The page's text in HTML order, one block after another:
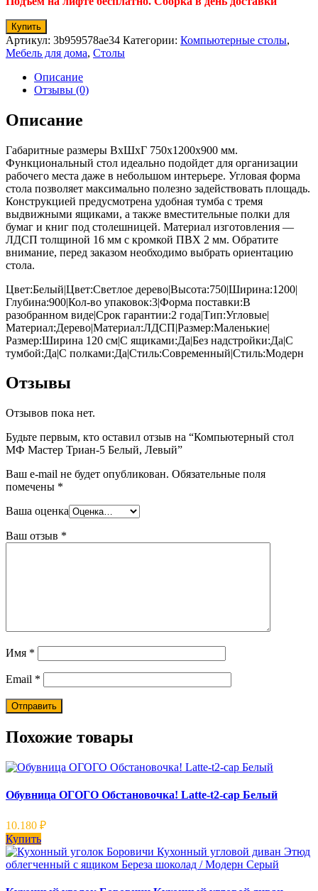
Купить
Артикул: 3b959578ae34 Категории: Компьютерные столы,
Мебель для дома, Столы
Описание
Отзывы (0)
Описание
Габаритные размеры ВхШхГ 750x1200x900 мм.
Функциональный стол идеально подойдет для организации
рабочего места даже в небольшом интерьере. Угловая форма
стола позволяет максимально полезно задействовать площадь.
Конструкцией предусмотрена удобная тумба с тремя
выдвижными ящиками, а также вместительные полки для
бумаг и книг под столешницей. Материал изготовления —
ЛДСП толщиной 16 мм с кромкой ПВХ 2 мм. Обратите
внимание, перед заказом необходимо выбрать ориентацию
стола.
Цвет:Белый|Цвет:Светлое дерево|Высота:750|Ширина:1200|
Глубина:900|Кол-во упаковок:3|Форма поставки:В
разобранном виде|Срок гарантии:2 года|Тип:Угловые|
Материал:Дерево|Материал:ЛДСП|Размер:Маленькие|
Размер:Ширина 120 см|С ящиками:Да|Без надстройки:Да|С
тумбой:Да|С полками:Да|Стиль:Современный|Стиль:Модерн
Отзывы
Отзывов пока нет.
Будьте первым, кто оставил отзыв на “Компьютерный стол
МФ Мастер Триан-5 Белый, Левый”
Ваш e-mail не будет опубликован. Обязательные поля
помечены *
Ваша оценка
Ваш отзыв *
Имя *
Email *
Похожие товары
Обувница ОГОГО Обстановочка! Latte-t2-cap Белый
10.180 ₽
Купить